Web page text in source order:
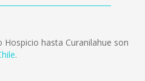
hasta Curanilahue son
.